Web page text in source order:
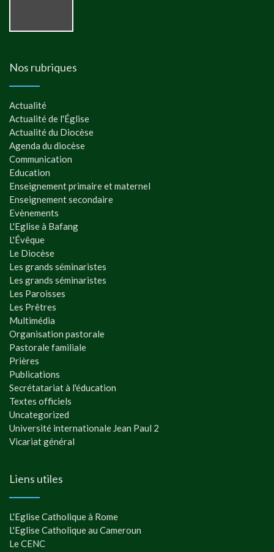
Nos rubriques
Actualité
Actualité de l'Église
Actualité du Diocèse
Agenda du diocèse
Communication
Education
Enseignement primaire et maternel
Enseignement secondaire
Evènements
L'Eglise à Bafang
L'Évêque
Le Diocèse
Les grands séminaristes
Les grands séminaristes
Les Paroisses
Les Prêtres
Multimédia
Organisation pastorale
Pastorale familiale
Prières
Publications
Secrétatariat à l'éducation
Textes officiels
Uncategorized
Université internationale Jean Paul 2
Vicariat général
Liens utiles
L'Eglise Catholique à Rome
L'Eglise Catholique au Cameroun
Le CENC